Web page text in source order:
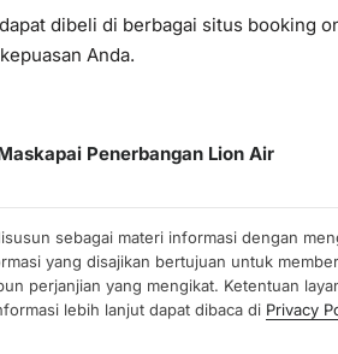
dibeli di berbagai situs booking
Anda.
Penerbangan Lion Air
sebagai materi informasi dengan
yang disajikan bertujuan untuk
perjanjian yang mengikat. Ketentuan
lebih lanjut dapat dibaca di Privacy